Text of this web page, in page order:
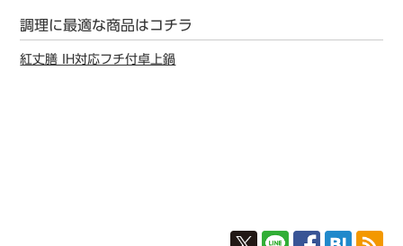
調理に最適な商品はコチラ
紅丈膳 IH対応フチ付卓上鍋